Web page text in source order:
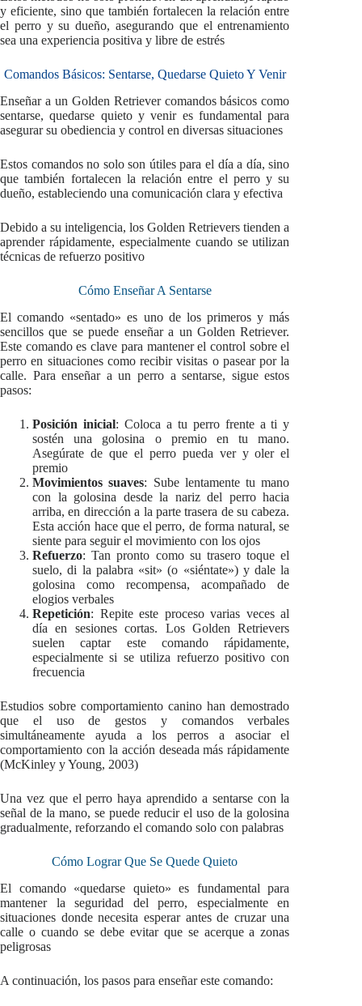
y eficiente, sino que también fortalecen la relación entre
el perro y su dueño, asegurando que el entrenamiento
sea una experiencia positiva y libre de estrés
Comandos Básicos: Sentarse, Quedarse Quieto Y Venir
Enseñar a un Golden Retriever comandos básicos como
sentarse, quedarse quieto y venir es fundamental para
asegurar su obediencia y control en diversas situaciones
Estos comandos no solo son útiles para el día a día, sino
que también fortalecen la relación entre el perro y su
dueño, estableciendo una comunicación clara y efectiva
Debido a su inteligencia, los Golden Retrievers tienden a
aprender rápidamente, especialmente cuando se utilizan
técnicas de refuerzo positivo
Cómo Enseñar A Sentarse
El comando «sentado» es uno de los primeros y más
sencillos que se puede enseñar a un Golden Retriever.
Este comando es clave para mantener el control sobre el
perro en situaciones como recibir visitas o pasear por la
calle. Para enseñar a un perro a sentarse, sigue estos
pasos:
Posición inicial: Coloca a tu perro frente a ti y
sostén una golosina o premio en tu mano.
Asegúrate de que el perro pueda ver y oler el
premio
Movimientos suaves: Sube lentamente tu mano
con la golosina desde la nariz del perro hacia
arriba, en dirección a la parte trasera de su cabeza.
Esta acción hace que el perro, de forma natural, se
siente para seguir el movimiento con los ojos
Refuerzo: Tan pronto como su trasero toque el
suelo, di la palabra «sit» (o «siéntate») y dale la
golosina como recompensa, acompañado de
elogios verbales
Repetición: Repite este proceso varias veces al
día en sesiones cortas. Los Golden Retrievers
suelen captar este comando rápidamente,
especialmente si se utiliza refuerzo positivo con
frecuencia
Estudios sobre comportamiento canino han demostrado
que el uso de gestos y comandos verbales
simultáneamente ayuda a los perros a asociar el
comportamiento con la acción deseada más rápidamente
(McKinley y Young, 2003)
Una vez que el perro haya aprendido a sentarse con la
señal de la mano, se puede reducir el uso de la golosina
gradualmente, reforzando el comando solo con palabras
Cómo Lograr Que Se Quede Quieto
El comando «quedarse quieto» es fundamental para
mantener la seguridad del perro, especialmente en
situaciones donde necesita esperar antes de cruzar una
calle o cuando se debe evitar que se acerque a zonas
peligrosas
A continuación, los pasos para enseñar este comando: